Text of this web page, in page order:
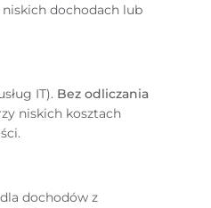
niskich dochodach lub
IT). Bez odliczania
niskich kosztach
dochodów z